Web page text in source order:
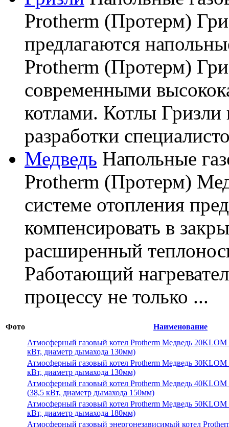
Protherm (Протерм)
предлагаются
Protherm (Протерм)
современными
котлами. Котлы Гризли
разработки
Медведь Напольные
Protherm (Протерм)
системе отопления
компенсировать в
расширенный
Работающий
процессу не только ...
Фото
Наименование
Атмосферный газовый котел Protherm Медведь
кВт, диаметр дымахода 130мм)
Атмосферный газовый котел Protherm Медведь
кВт, диаметр дымахода 130мм)
Атмосферный газовый котел Protherm Медведь
(38,5 кВт, диаметр дымахода 150мм)
Атмосферный газовый котел Protherm Медведь
кВт, диаметр дымахода 180мм)
Атмосферный газовый энергонезависимый котел